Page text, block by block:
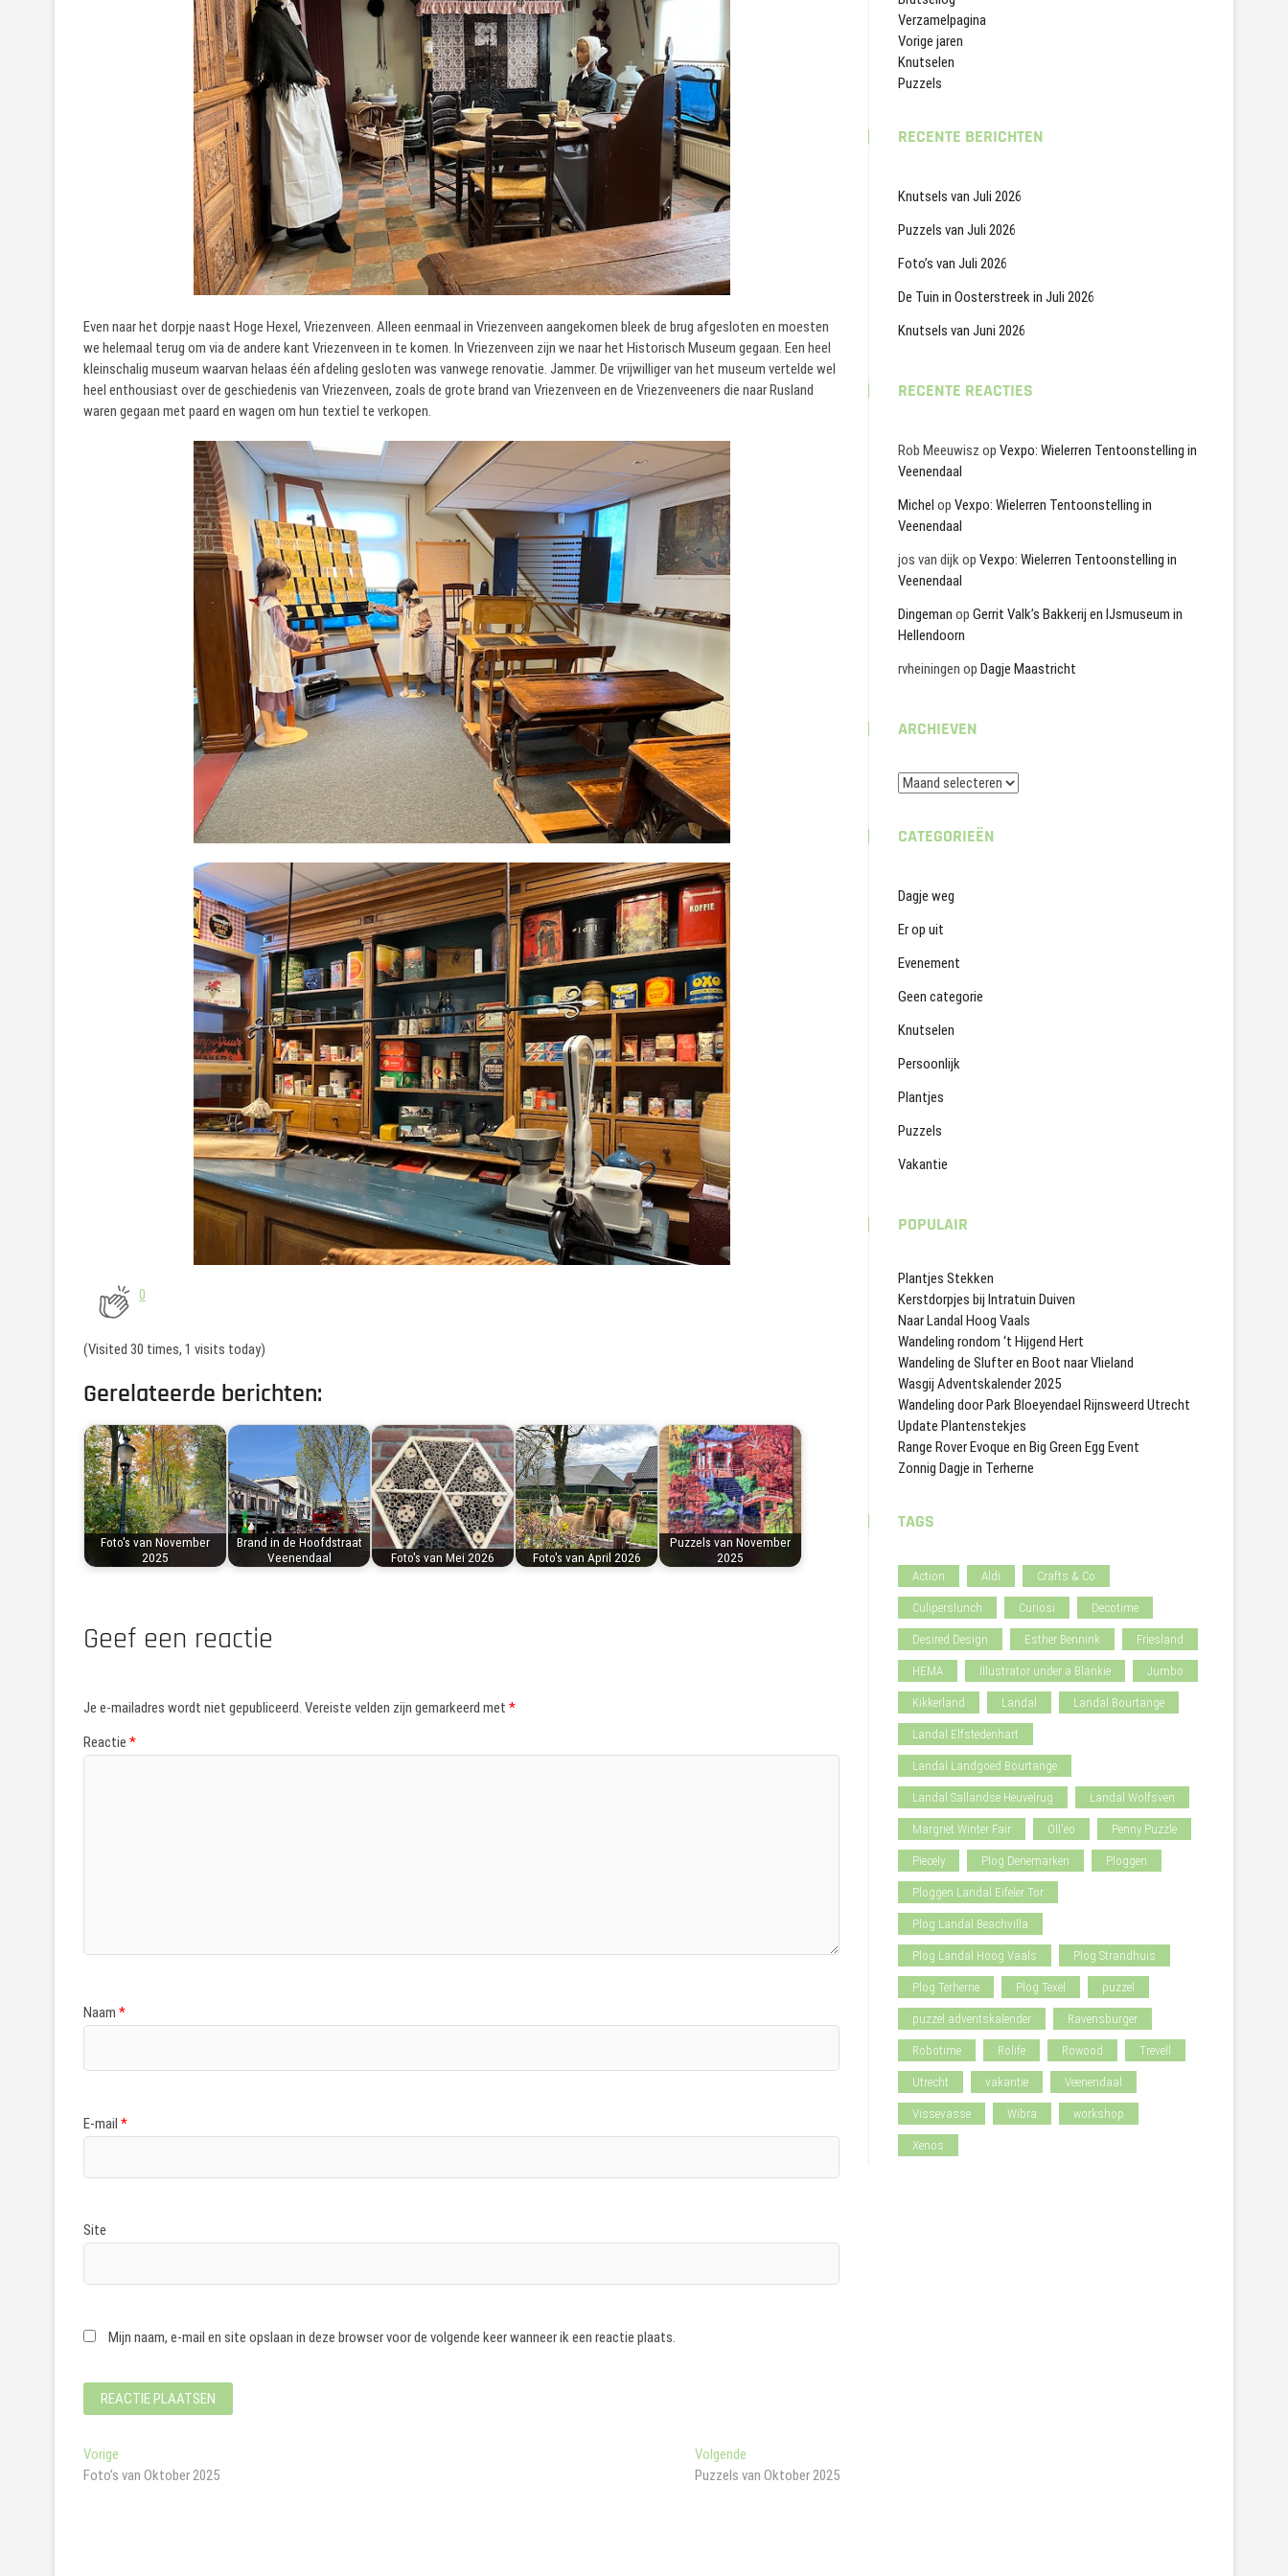
Even naar het dorpje naast Hoge Hexel, Vriezenveen. Alleen eenmaal in Vriezenveen aangekomen bleek de brug afgesloten en moesten
we helemaal terug om via de andere kant Vriezenveen in te komen. In Vriezenveen zijn we naar het Historisch Museum gegaan. Een heel
kleinschalig museum waarvan helaas één afdeling gesloten was vanwege renovatie. Jammer. De vrijwilliger van het museum vertelde wel
heel enthousiast over de geschiedenis van Vriezenveen, zoals de grote brand van Vriezenveen en de Vriezenveeners die naar Rusland
waren gegaan met paard en wagen om hun textiel te verkopen.
0
(Visited 30 times, 1 visits today)
Gerelateerde berichten:
Foto's van November
2025
Brand in de Hoofdstraat
Veenendaal
Foto's van Mei 2026 Foto's van April 2026
Puzzels van November
2025
Geef een reactie
Je e-mailadres wordt niet gepubliceerd. Vereiste velden zijn gemarkeerd met *
Reactie *
Naam *
E-mail *
Site
Mijn naam, e-mail en site opslaan in deze browser voor de volgende keer wanneer ik een reactie plaats.
Bericht
navigatie
Vorige
bericht:
Foto’s van Oktober 2025
Volgende
bericht:
Puzzels van Oktober 2025
Verzamelpagina
Vorige jaren
Knutselen
Puzzels
RECENTE BERICHTEN
Knutsels van Juli 2026
Puzzels van Juli 2026
Foto’s van Juli 2026
De Tuin in Oosterstreek in Juli 2026
Knutsels van Juni 2026
RECENTE REACTIES
Rob Meeuwisz op Vexpo: Wielerren Tentoonstelling in
Veenendaal
Michel op Vexpo: Wielerren Tentoonstelling in
Veenendaal
jos van dijkop Vexpo: Wielerren Tentoonstelling in
Veenendaal
Dingeman op Gerrit Valk’s Bakkerij en IJsmuseum in
Hellendoorn
rvheiningen op Dagje Maastricht
ARCHIEVEN
Archieven
CATEGORIEËN
Dagje weg
Er op uit
Evenement
Geen categorie
Knutselen
Persoonlijk
Plantjes
Puzzels
Vakantie
POPULAIR
Plantjes Stekken
Kerstdorpjes bij Intratuin Duiven
Naar Landal Hoog Vaals
Wandeling rondom ‘t Hijgend Hert
Wandeling de Slufter en Boot naar Vlieland
Wasgij Adventskalender 2025
Wandeling door Park Bloeyendael Rijnsweerd Utrecht
Update Plantenstekjes
Range Rover Evoque en Big Green Egg Event
Zonnig Dagje in Terherne
TAGS
Action Aldi Crafts & Co
Culiperslunch Curiosi Decotime
Desired Design Esther Bennink Friesland
HEMA Illustrator under a Blankie Jumbo
Kikkerland Landal Landal Bourtange
Landal Elfstedenhart
Landal Landgoed Bourtange
Landal Sallandse Heuvelrug Landal Wolfsven
Margriet Winter Fair Oll'eo Penny Puzzle
Piecely Plog Denemarken Ploggen
Ploggen Landal Eifeler Tor
Plog Landal Beachvilla
Plog Landal Hoog Vaals Plog Strandhuis
Plog Terherne Plog Texel puzzel
puzzel adventskalender Ravensburger
Robotime Rolife Rowood Trevell
Utrecht vakantie Veenendaal
Vissevasse Wibra workshop
Xenos